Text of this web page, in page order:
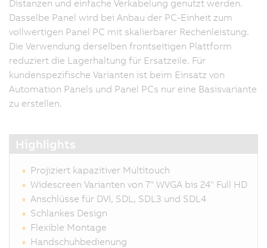
Distanzen und einfache Verkabelung genutzt werden.
Dasselbe Panel wird bei Anbau der PC-Einheit zum
vollwertigen Panel PC mit skalierbarer Rechenleistung.
Die Verwendung derselben frontseitigen Plattform
reduziert die Lagerhaltung für Ersatzeile. Für
kundenspezifische Varianten ist beim Einsatz von
Automation Panels und Panel PCs nur eine Basisvariante
zu erstellen.
Highlights
Projiziert kapazitiver Multitouch
Widescreen Varianten von 7" WVGA bis 24" Full HD
Anschlüsse für DVI, SDL, SDL3 und SDL4
Schlankes Design
Flexible Montage
Handschuhbedienung